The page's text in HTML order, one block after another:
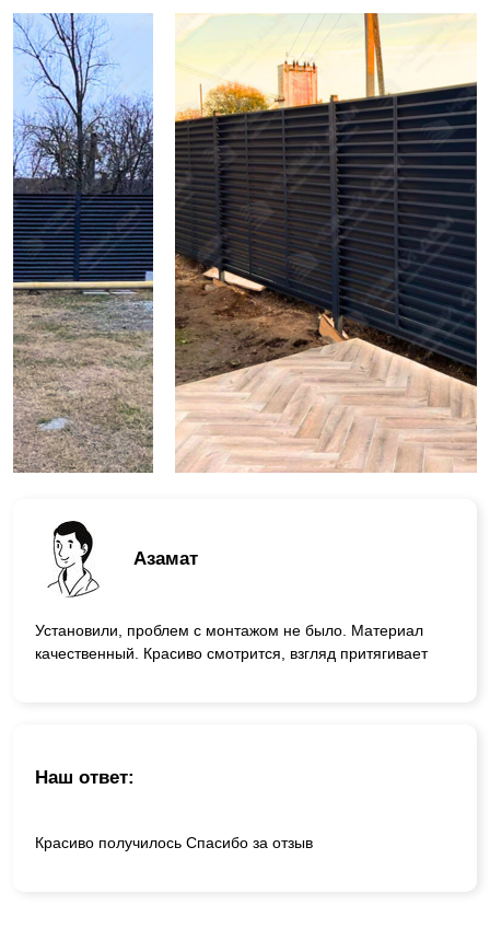
Азамат
Установили, проблем с монтажом не было. Материал
качественный. Красиво смотрится, взгляд притягивает
Наш ответ:
Красиво получилось Спасибо за отзыв